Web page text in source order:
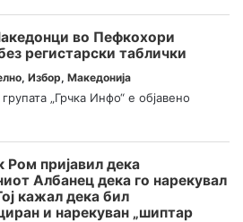
во Пефкохори
регистарски таблички
, Избор, Македонија
„Грчка Инфо“ е објавено
Ром пријавил дека
Албанец дека го нарекувал
кажал дека бил
и нарекуван „шиптар